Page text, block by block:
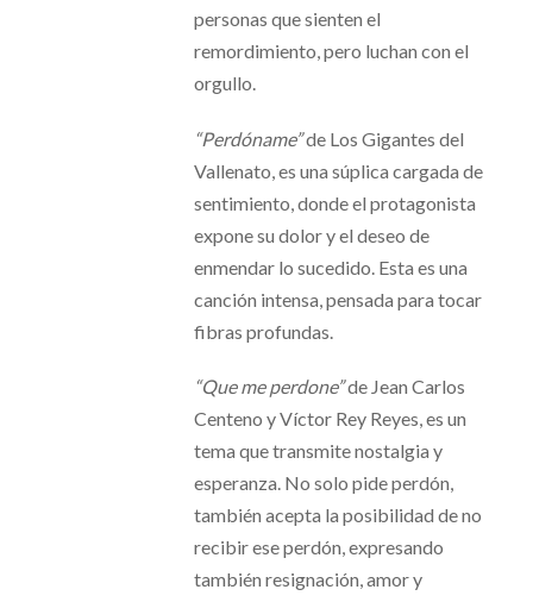
personas que sienten el
remordimiento, pero luchan con el
orgullo.
“Perdóname”de Los Gigantes del
Vallenato, es una súplica cargada de
sentimiento, donde el protagonista
expone su dolor y el deseo de
enmendar lo sucedido. Esta es una
canción intensa, pensada para tocar
fibras profundas.
“Que me perdone”de Jean Carlos
Centeno y Víctor Rey Reyes, es un
tema que transmite nostalgia y
esperanza. No solo pide perdón,
también acepta la posibilidad de no
recibir ese perdón, expresando
también resignación, amor y